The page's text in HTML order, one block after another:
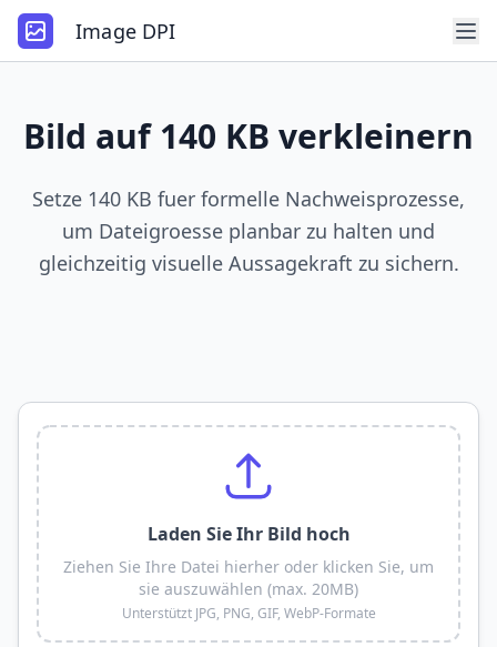
Image DPI
Bild auf 140 KB verkleinern
Setze 140 KB fuer formelle Nachweisprozesse,
um Dateigroesse planbar zu halten und
gleichzeitig visuelle Aussagekraft zu sichern.
Laden Sie Ihr Bild hoch
Ziehen Sie Ihre Datei hierher oder klicken Sie, um
sie auszuwählen (max. 20MB)
Unterstützt JPG, PNG, GIF, WebP-Formate